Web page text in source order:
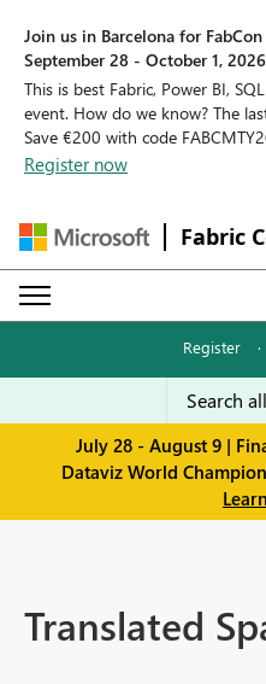
Join us in Barcelona for
September 28 - October 1,
This is best Fabric, Power BI,
event. How do we know? The
Save €200 with code
Register now
Fabric
Register ·
July 28 - August 9 |
Dataviz World
Translated